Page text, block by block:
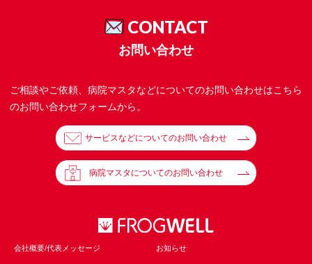
CONTACT
お問い合わせ
ご相談やご依頼、病院マスタなどについてのお問い合わせはこちら
のお問い合わせフォームから。
サービスなどについてのお問い合わせ
病院マスタについてのお問い合わせ
会社概要/代表メッセージ お知らせ